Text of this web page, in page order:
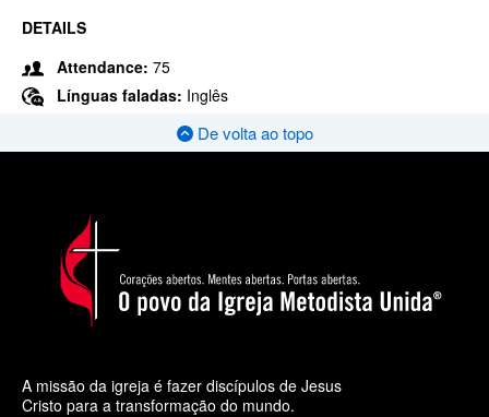
DETAILS
Attendance: 75
Línguas faladas: Inglês
De volta ao topo
A missão da igreja é fazer discípulos de Jesus
Cristo para a transformação do mundo.